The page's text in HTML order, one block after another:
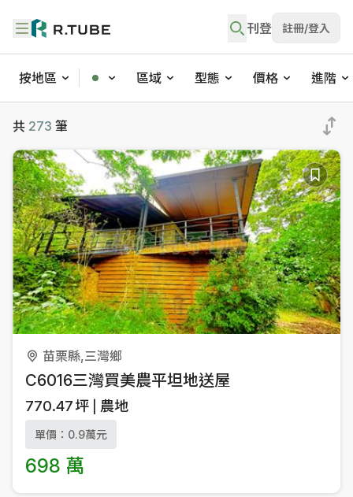
刊登 註冊/登入
按地區 區域 型態 價格 進階
不動產買賣與社區物件搜尋
共 273 筆
苗栗縣,三灣鄉
C6016三灣買美農平坦地送屋
770.47坪 農地
單價：0.9萬元
698 萬